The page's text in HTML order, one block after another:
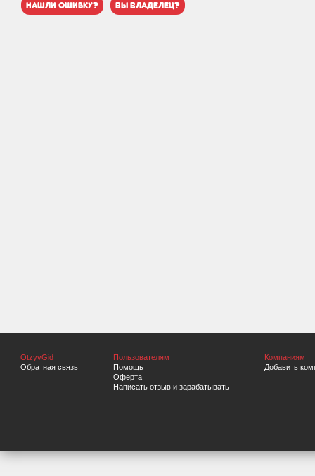
нашли ошибку? вы владелец?
OtzyvGid
Обратная связь
Пользователям
Помощь
Оферта
Написать отзыв и зарабатывать
Компаниям
Добавить